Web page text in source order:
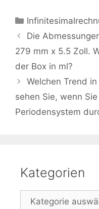
Kategorien
Beitrags-
Navigation
Die
279 mm x 5.5 Zoll.
der Box in ml?
Welchen Trend
sehen Sie, wenn
Periodensystem
Kategorien
Kategorien